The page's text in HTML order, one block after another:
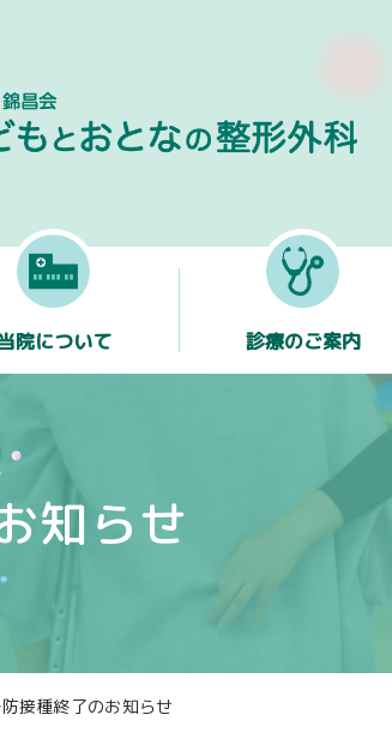
院について 診療のご案内
知らせ
接種終了のお知らせ